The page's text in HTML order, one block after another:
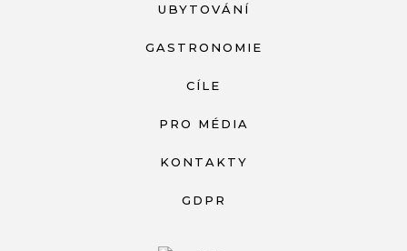
UBYTOVÁNÍ
GASTRONOMIE
CÍLE
PRO MÉDIA
KONTAKTY
GDPR